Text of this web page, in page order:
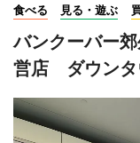
食べる 見る・遊ぶ
バンクーバー
営店 ダウンタ